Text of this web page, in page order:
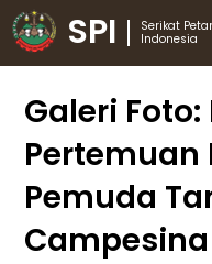
SPI
Serikat
Indonesia
Galeri
Pemuda